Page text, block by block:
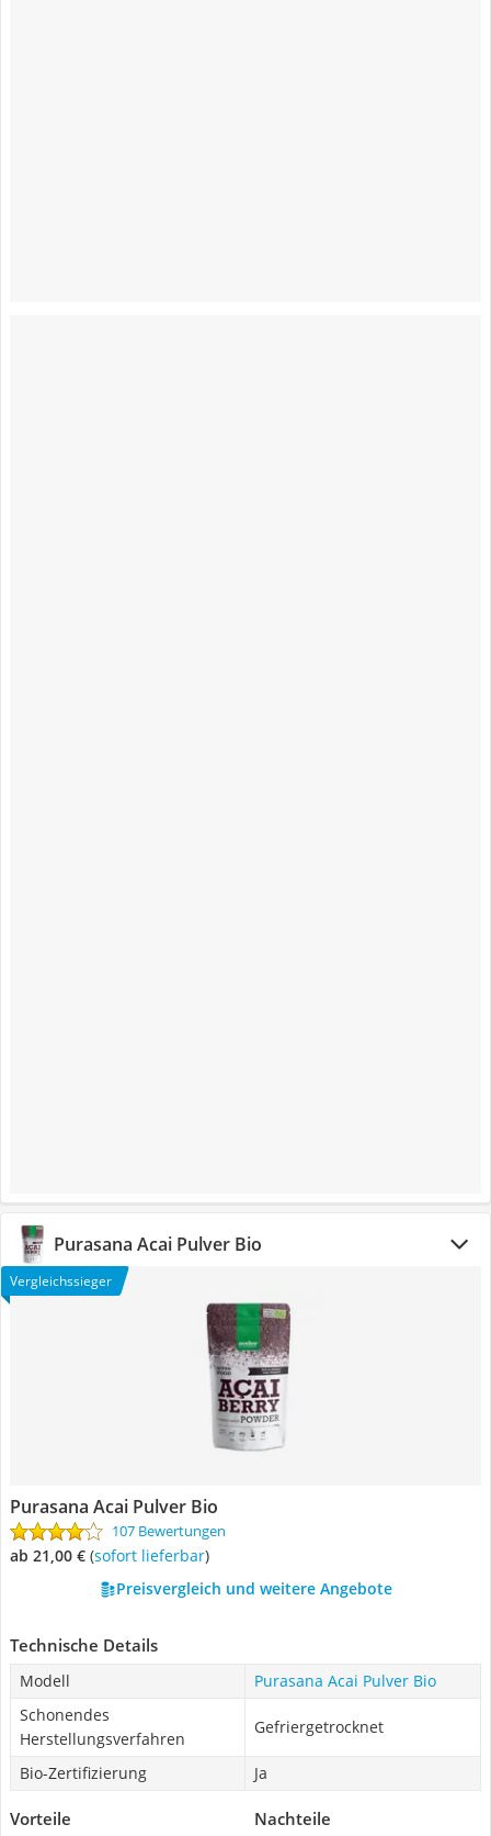
Purasana Acai Pulver Bio
Vergleichssieger
Purasana Acai Pulver Bio
107 Bewertungen
ab 21,00 € ( Sofort lieferbar)
Preisvergleich und weitere Angebote
Technische Details
Modell
Purasana Acai Pulver Bio
Schonendes
Herstellungsverfahren
Gefriergetrocknet
Bio-Zertifizierung Ja
Vorteile Nachteile